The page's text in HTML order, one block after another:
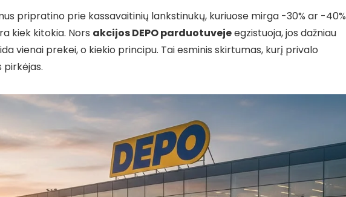
pripratino prie kassavaitinių lankstinukų, kuriuose mirga -30% ar -40%
kiek kitokia. Nors akcijos DEPO parduotuvejeegzistuoja, jos dažniau
vienai prekei, o kiekio principu. Tai esminis skirtumas, kurį privalo
pirkėjas.